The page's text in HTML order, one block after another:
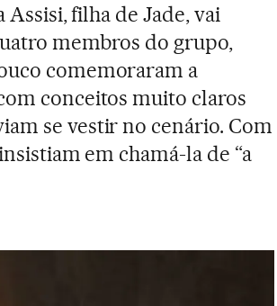
filha de Jade, vai
membros do grupo,
comemoraram a
conceitos muito claros
se vestir no cenário. Com
em chamá-la de “a